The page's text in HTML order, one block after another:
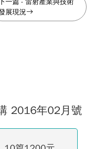
一篇 -雷射產業與技術
展現況
2016年02月號